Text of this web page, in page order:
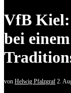
VfB
bei
von Helwig Pfalzgraf 2.